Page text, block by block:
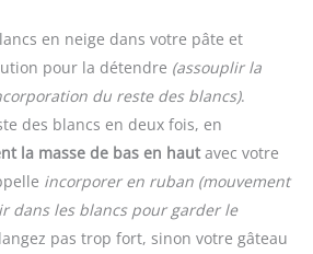
en neige dans votre pâte et
pour la détendre (assouplir la
du reste des blancs).
des blancs en deux fois, en
la masse de bas en haut avec votre
incorporer en ruban (mouvement
dans les blancs pour garder le
pas trop fort, sinon votre gâteau